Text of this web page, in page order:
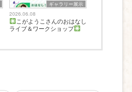
ギャラリー展示
2026.06.08
こがようこさんのおはなし
ライブ＆ワークショップ